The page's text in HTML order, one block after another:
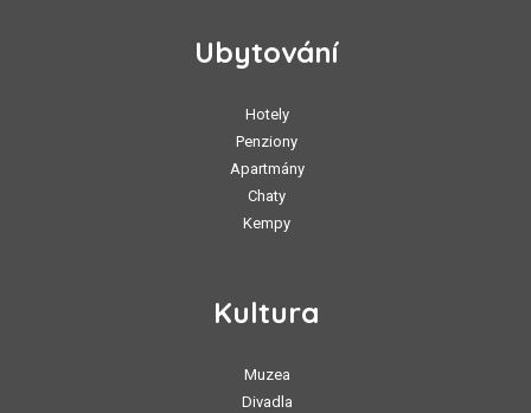
Ubytování
Hotely
Penziony
Apartmány
Chaty
Kempy
Kultura
Muzea
Divadla